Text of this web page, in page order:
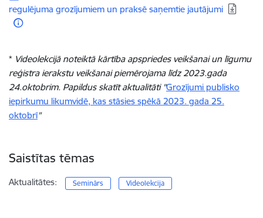
regulējuma grozījumiem un praksē saņemtie jautājumi
* Videolekcijā noteiktā kārtība apspriedes veikšanai un līgumu
reģistra ierakstu veikšanai piemērojama līdz 2023.gada
24.oktobrim. Papildus skatīt aktualitāti "Grozījumi publisko
iepirkumu likumvidē, kas stāsies spēkā 2023. gada 25.
oktobrī"
Saistītas tēmas
Aktualitātes: Seminārs Videolekcija